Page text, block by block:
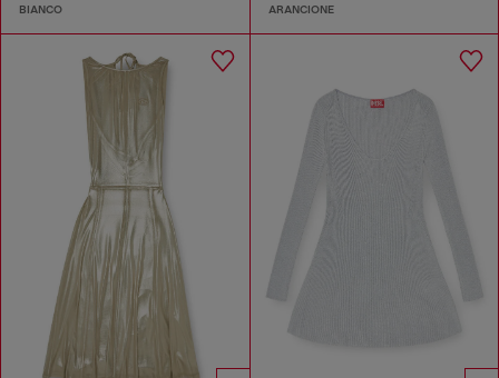
BIANCO ARANCIONE